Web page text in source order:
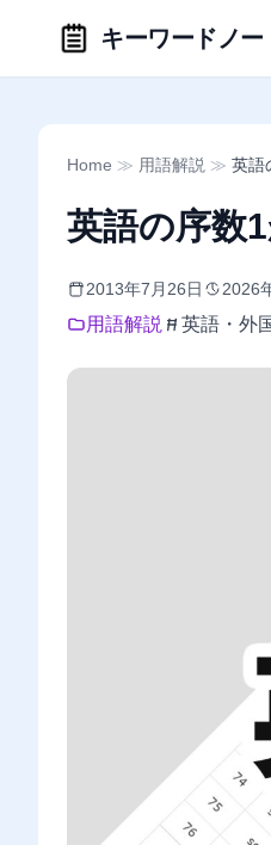
キーワードノー
Home ≫ 用語解説 ≫ 英語
英語の序数
2013年7月26日 2026
用語解説 英語・外